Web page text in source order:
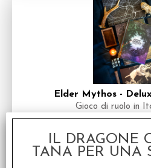
Elder Mythos -
Gioco di ruolo in
Prezzo: €
IL DRAGONE
TANA PER UNA